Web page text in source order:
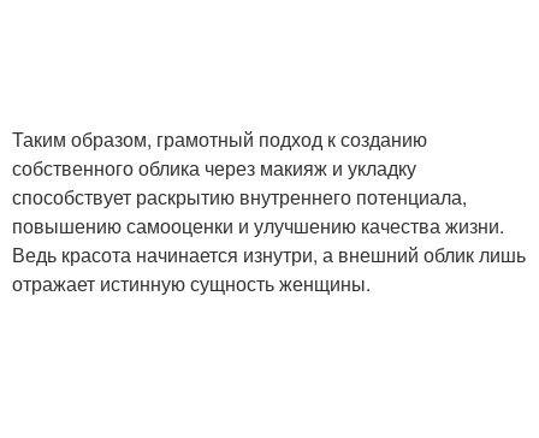
Таким образом, грамотный подход к созданию
собственного облика через макияж и укладку
способствует раскрытию внутреннего потенциала,
повышению самооценки и улучшению качества жизни.
Ведь красота начинается изнутри, а внешний облик лишь
отражает истинную сущность женщины.